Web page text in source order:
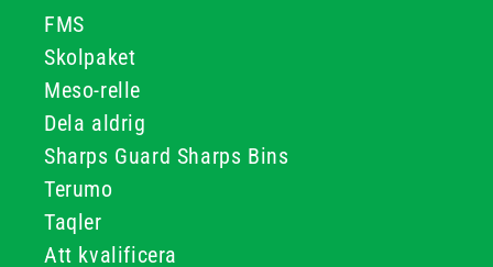
FMS
Skolpaket
Meso-relle
Dela aldrig
Sharps Guard Sharps Bins
Terumo
Taqler
Att kvalificera